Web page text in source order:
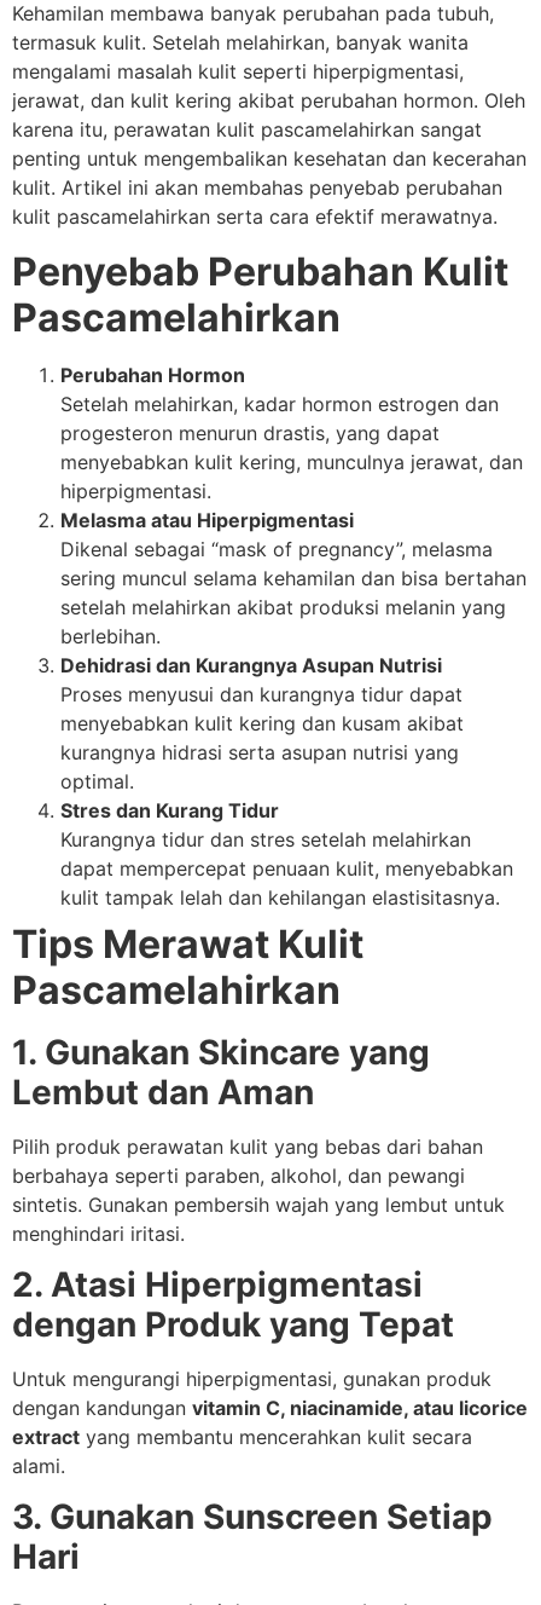
Kehamilan membawa banyak perubahan pada tubuh,
termasuk kulit. Setelah melahirkan, banyak wanita
mengalami masalah kulit seperti hiperpigmentasi,
jerawat, dan kulit kering akibat perubahan hormon. Oleh
karena itu, perawatan kulit pascamelahirkan sangat
penting untuk mengembalikan kesehatan dan kecerahan
kulit. Artikel ini akan membahas penyebab perubahan
kulit pascamelahirkan serta cara efektif merawatnya.
Penyebab Perubahan Kulit
Pascamelahirkan
Perubahan Hormon
Setelah melahirkan, kadar hormon estrogen dan
progesteron menurun drastis, yang dapat
menyebabkan kulit kering, munculnya jerawat, dan
hiperpigmentasi.
Melasma atau Hiperpigmentasi
Dikenal sebagai “mask of pregnancy”, melasma
sering muncul selama kehamilan dan bisa bertahan
setelah melahirkan akibat produksi melanin yang
berlebihan.
Dehidrasi dan Kurangnya Asupan Nutrisi
Proses menyusui dan kurangnya tidur dapat
menyebabkan kulit kering dan kusam akibat
kurangnya hidrasi serta asupan nutrisi yang
optimal.
Stres dan Kurang Tidur
Kurangnya tidur dan stres setelah melahirkan
dapat mempercepat penuaan kulit, menyebabkan
kulit tampak lelah dan kehilangan elastisitasnya.
Tips Merawat Kulit
Pascamelahirkan
1. Gunakan Skincare yang
Lembut dan Aman
Pilih produk perawatan kulit yang bebas dari bahan
berbahaya seperti paraben, alkohol, dan pewangi
sintetis. Gunakan pembersih wajah yang lembut untuk
menghindari iritasi.
2. Atasi Hiperpigmentasi
dengan Produk yang Tepat
Untuk mengurangi hiperpigmentasi, gunakan produk
dengan kandungan vitamin C, niacinamide, atau licorice
extract yang membantu mencerahkan kulit secara
alami.
3. Gunakan Sunscreen Setiap
Hari